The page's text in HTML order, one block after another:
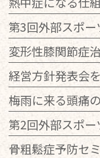
第3回外部スポー
変形性膝関節症
経営方針発表会
梅雨に来る頭痛
第2回外部スポー
骨粗鬆症予防セ